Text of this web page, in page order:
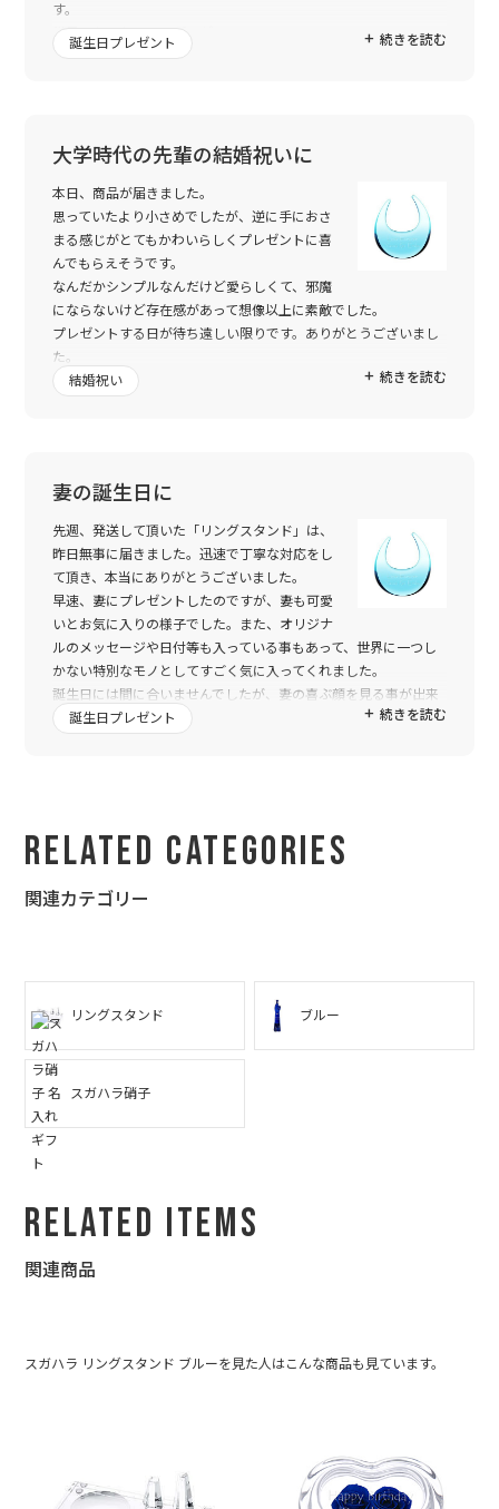
確認のメールの返信を忘れていて、ギリギリの創作のお願いでし
たが、きちんと指定日にお届け頂いて、感謝しています。
す。
世界でたった一つのプレゼント。
今年はなにかいつもと違ったものをと探していたところ、貴サイ
ト様にたどりつきました。
また利用させて頂きたいと思います。
あのお花のフレームのかなりかわいいし、入荷を楽しみにしてい
ます。
もっとたくさんいろんな商品作って下さい！今後も楽しみにして
おります。
ありがとうございました。m(_ _)m
続きを読む
誕生日プレゼント
大学時代の先輩の結婚祝いに
本日、商品が届きました。
思っていたより小さめでしたが、逆に手におさ
まる感じがとてもかわいらしくプレゼントに喜
んでもらえそうです。
なんだかシンプルなんだけど愛らしくて、邪魔
にならないけど存在感があって想像以上に素敵でした。
プレゼントする日が待ち遠しい限りです。ありがとうございまし
た。
続きを読む
結婚祝い
妻の誕生日に
先週、発送して頂いた「リングスタンド」は、
昨日無事に届きました。迅速で丁寧な対応をし
て頂き、本当にありがとうございました。
早速、妻にプレゼントしたのですが、妻も可愛
いとお気に入りの様子でした。また、オリジナ
ルのメッセージや日付等も入っている事もあって、世界に一つし
かない特別なモノとしてすごく気に入ってくれました。
誕生日には間に合いませんでしたが、妻の喜ぶ顔を見る事が出来
て、本当に良かったです。
続きを読む
誕生日プレゼント
Related Categories
関連カテゴリー
リングスタンド ブルー
スガハラ硝子
Related Items
関連商品
スガハラ リングスタンド ブルーを見た人はこんな商品も見ています。